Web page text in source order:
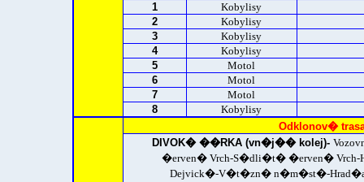
1
Kobylisy
2
Kobylisy
3
Kobylisy
4
Kobylisy
5
Motol
6
Motol
7
Motol
8
Kobylisy
Odklonov�
DIVOK� ��RKA (vn�j�� kolej)-
�erven� Vrch-S�dli�t� �erven� Vrch-
Dejvick�-V�t�zn� n�m�st�-